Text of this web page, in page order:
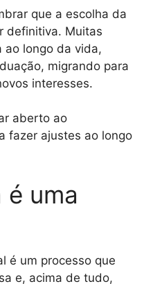
que a escolha da
definitiva. Muitas
ao longo da vida,
migrando para
interesses.
aberto ao
fazer ajustes ao longo
é uma
é um processo que
e, acima de tudo,